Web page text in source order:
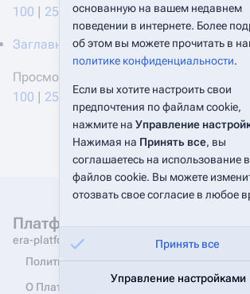
100 | 250 |500)
Заглавная страница‎(← ссылки)
Просмотреть (
100 | 250 |500 )
Платформа Эра. Документация
era-platform.ru
Политика конфиденциальности
О Платформа Эра. Документации
основанную на вашем недавнем
поведении в интернете. Более
об этом вы можете прочитать в
политике конфиденциальности.
Если вы хотите настроить свои
предпочтения по файлам cookie,
нажмите на Управление
Нажимая на Принять все, вы
соглашаетесь на использование
файлов cookie. Вы можете
отозвать свое согласие в любое
Принять все
Управление настройками